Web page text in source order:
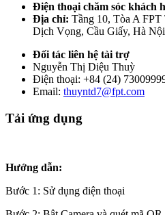
Điện thoại chăm sóc khách
Địa chỉ: Tầng 10, Tòa A FPT
Dịch Vọng, Cầu Giấy, Hà Nội
Đối tác liên hệ tài trợ
Nguyễn Thị Diệu Thuỳ
Điện thoại: +84 (24)
Email: thuyntd7@fpt.com
Tải ứng dụng
Hướng dẫn:
Bước 1: Sử dụng điện thoại